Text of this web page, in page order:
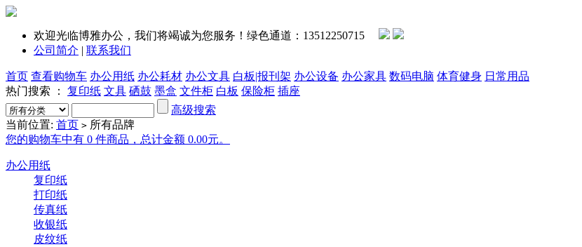
欢迎光临博雅办公，我们将竭诚为您服务！绿色通道：13512250715
公司简介 | 联系我们
首页 查看购物车 办公用纸 办公耗材 办公文具 白板|报刊架 办公设备 办公家具 数码电脑 体育健身 日常用品
热门搜索 ： 复印纸 文具 硒鼓 墨盒 文件柜 白板 保险柜 插座
高级搜索
当前位置: 首页 > 所有品牌
您的购物车中有 0 件商品，总计金额 0.00元。
办公用纸
复印纸
打印纸
传真纸
收银纸
皮纹纸